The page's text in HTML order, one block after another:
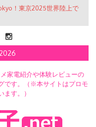
！東京2025世界陸上で
家電紹介や体験レビューの
です。（※本サイトはプロモ
ます。）